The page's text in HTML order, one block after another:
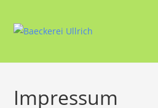
Impressum